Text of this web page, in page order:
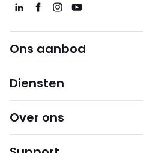
Ons aanbod
Diensten
Over ons